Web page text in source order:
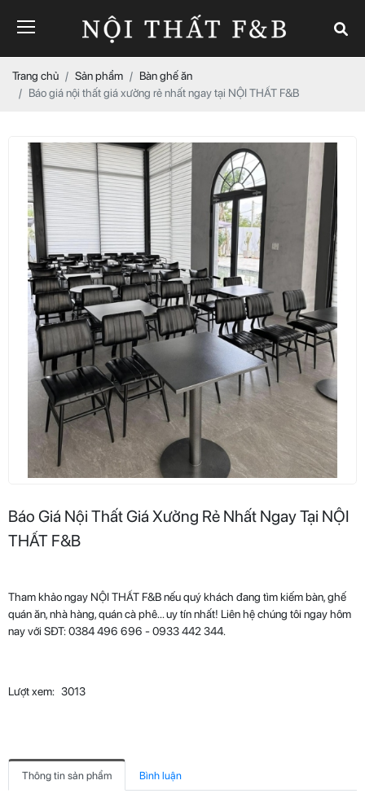
Trang chủ Sản phẩm
Bàn ghế ăn
Báo giá nội thất giá xưởng rẻ nhất ngay tại NỘI THẤT F&B
Báo Giá Nội Thất Giá Xưởng Rẻ Nhất Ngay Tại NỘI
THẤT F&B
Tham khảo ngay NỘI THẤT F&B nếu quý khách đang tìm kiếm bàn, ghế
quán ăn, nhà hàng, quán cà phê... uy tín nhất! Liên hệ chúng tôi ngay hôm
nay với SĐT: 0384 496 696 - 0933 442 344.
Lượt xem: 3013
Thông tin sản phẩm Bình luận